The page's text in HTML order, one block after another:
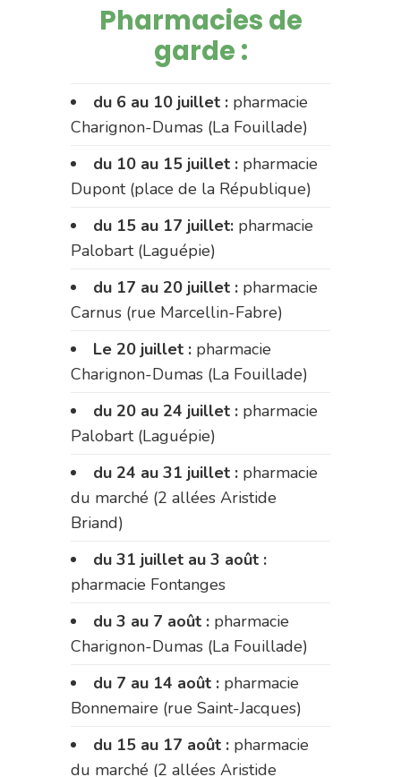
Pharmacies de
garde :
du 6 au 10 juillet : pharmacie
Charignon-Dumas (La Fouillade)
du 10 au 15 juillet : pharmacie
Dupont (place de la République)
du 15 au 17 juillet: pharmacie
Palobart (Laguépie)
du 17 au 20 juillet : pharmacie
Carnus (rue Marcellin-Fabre)
Le 20 juillet : pharmacie
Charignon-Dumas (La Fouillade)
du 20 au 24 juillet : pharmacie
Palobart (Laguépie)
du 24 au 31 juillet : pharmacie
du marché (2 allées Aristide
Briand)
du 31 juillet au 3 août :
pharmacie Fontanges
du 3 au 7 août : pharmacie
Charignon-Dumas (La Fouillade)
du 7 au 14 août : pharmacie
Bonnemaire (rue Saint-Jacques)
du 15 au 17 août : pharmacie
du marché (2 allées Aristide